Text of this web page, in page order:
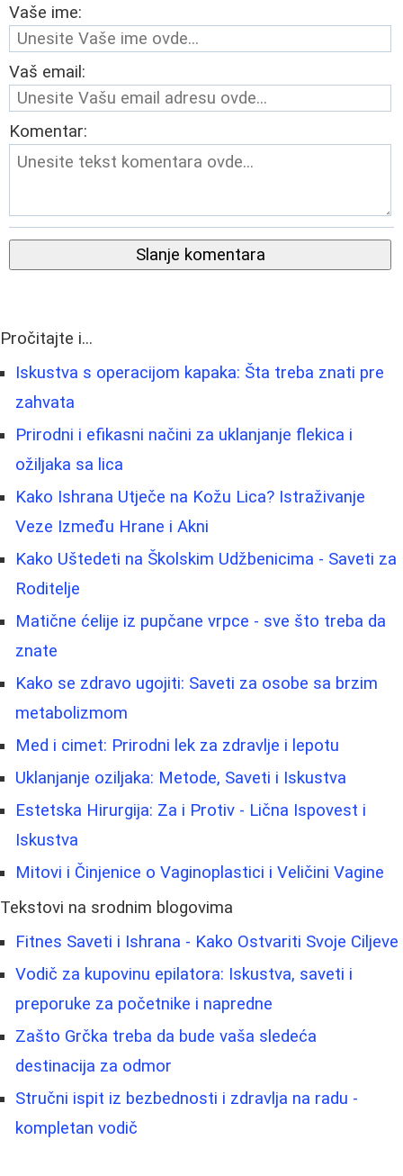
Vaše ime:
Vaš email:
Komentar:
Slanje komentara
Pročitajte i...
Iskustva s operacijom kapaka: Šta treba znati pre
zahvata
Prirodni i efikasni načini za uklanjanje flekica i
ožiljaka sa lica
Kako Ishrana Utječe na Kožu Lica? Istraživanje
Veze Između Hrane i Akni
Kako Uštedeti na Školskim Udžbenicima - Saveti za
Roditelje
Matične ćelije iz pupčane vrpce - sve što treba da
znate
Kako se zdravo ugojiti: Saveti za osobe sa brzim
metabolizmom
Med i cimet: Prirodni lek za zdravlje i lepotu
Uklanjanje oziljaka: Metode, Saveti i Iskustva
Estetska Hirurgija: Za i Protiv - Lična Ispovest i
Iskustva
Mitovi i Činjenice o Vaginoplastici i Veličini Vagine
Tekstovi na srodnim blogovima
Fitnes Saveti i Ishrana - Kako Ostvariti Svoje Ciljeve
Vodič za kupovinu epilatora: Iskustva, saveti i
preporuke za početnike i napredne
Zašto Grčka treba da bude vaša sledeća
destinacija za odmor
Stručni ispit iz bezbednosti i zdravlja na radu -
kompletan vodič